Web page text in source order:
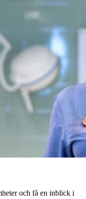
och få en inblick i